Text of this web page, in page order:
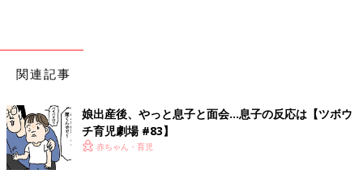
関連記事
娘出産後、やっと息子と面会…息子の反応は【ツボウ
チ育児劇場 #83】
赤ちゃん・育児